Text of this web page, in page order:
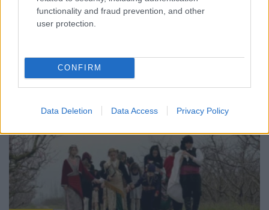
functionality and fraud prevention, and other
user protection.
CONFIRM
Data Deletion Data Access Privacy Policy
Παναγία Σουμελά: Τουρισμός ή «ποντιακή
προπαγάνδα»; Νέα αντιπαράθεση στην Τουρκία
3/08/2026 - 8:30μμ